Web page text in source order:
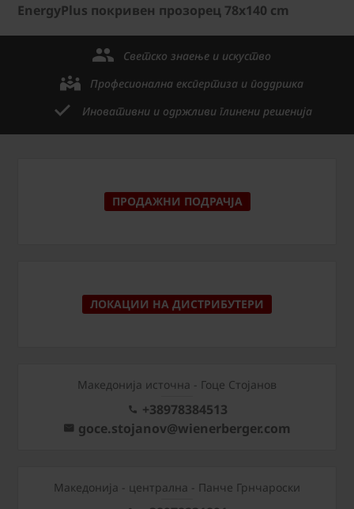
EnergyPlus покривен прозорец 78x140 cm
Светско знаење и искуство
Професионална експертиза и поддршка
Иновативни и одржливи глинени решенија
ПРОДАЖНИ ПОДРАЧЈА
ЛОКАЦИИ НА ДИСТРИБУТЕРИ
Македонија источна - Гоце Стојанов
+38978384513
goce.stojanov@wienerberger.com
Mакедонија - централна - Панче Грнчароски